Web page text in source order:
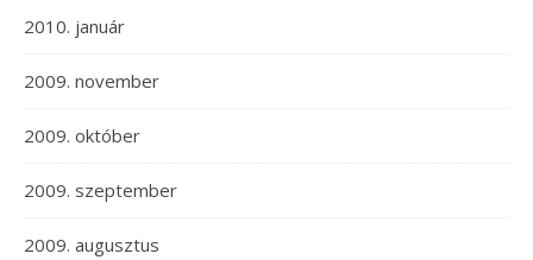
2010. január
2009. november
2009. október
2009. szeptember
2009. augusztus